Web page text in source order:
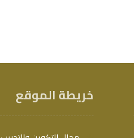
خريطة الموقع